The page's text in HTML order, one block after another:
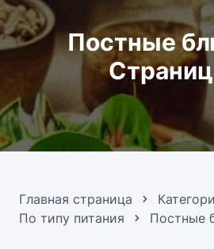
Постные
Главная страница
По типу питания
Постные